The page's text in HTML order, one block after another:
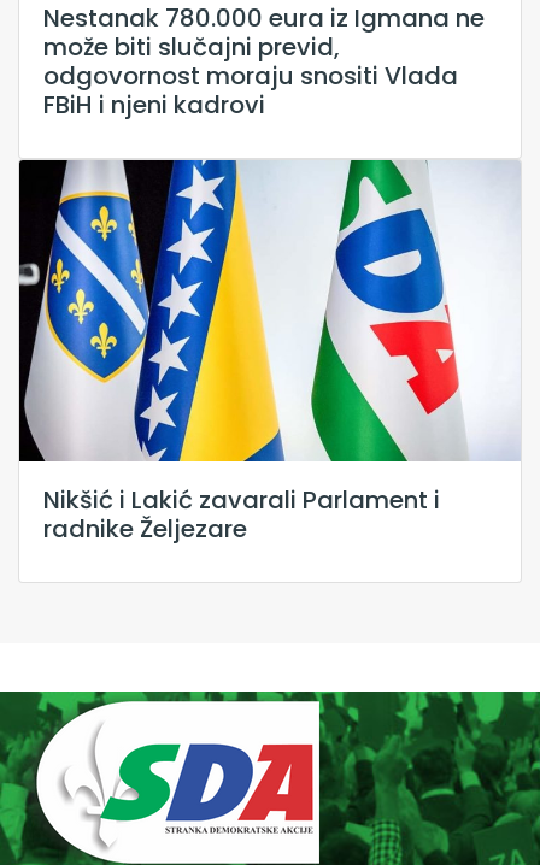
Nestanak 780.000 eura iz Igmana ne
može biti slučajni previd,
odgovornost moraju snositi Vlada
FBiH i njeni kadrovi
Nikšić i Lakić zavarali Parlament i
radnike Željezare